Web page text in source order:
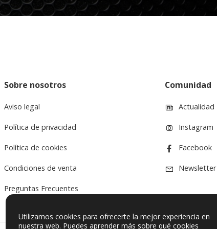
Sobre nosotros
Aviso legal
Política de privacidad
Política de cookies
Condiciones de venta
Preguntas Frecuentes
Comunidad
Actualidad
Instagram
Facebook
Newsletter
Utilizamos cookies para ofrecerte la mejor experiencia en
nuestra web. Puedes aprender más sobre qué cookies